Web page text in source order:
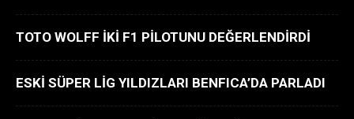
TOTO WOLFF İKİ F1 PİLOTUNU DEĞERLENDİRDİ
ESKİ SÜPER LİG YILDIZLARI BENFICA’DA PARLADI